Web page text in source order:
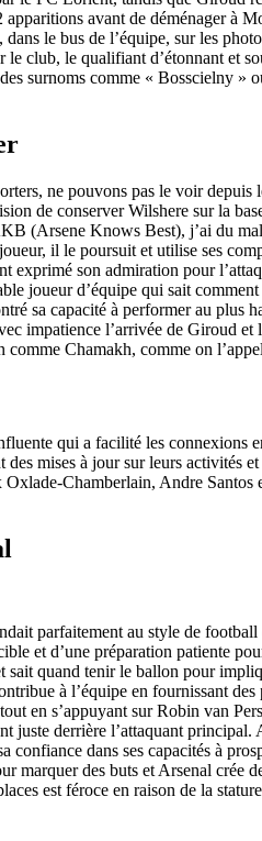
apparitions avant de déménager
le bus de l’équipe, sur les
club, le qualifiant d’étonnant et
surnoms comme « Bosscielny
ne pouvons pas le voir
de conserver Wilshere sur la
(Arsene Knows Best), j’ai du
il le poursuit et utilise ses
exprimé son admiration pour
joueur d’équipe qui sait
sa capacité à performer au
impatience l’arrivée de Giroud
Chamakh, comme on
qui a facilité les connexions
mises à jour sur leurs activités
Chamberlain, Andre
parfaitement au style de
et d’une préparation patiente
quand tenir le ballon pour
à l’équipe en fournissant
en s’appuyant sur Robin van
juste derrière l’attaquant principal.
dans ses capacités à
marquer des buts et Arsenal
est féroce en raison de la